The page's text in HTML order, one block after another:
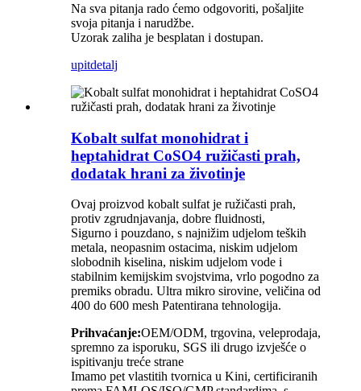
Na sva pitanja rado ćemo odgovoriti, pošaljite
svoja pitanja i narudžbe.
Uzorak zaliha je besplatan i dostupan.
upitdetalj
Kobalt sulfat monohidrat i
heptahidrat CoSO4 ružičasti prah,
dodatak hrani za životinje
Ovaj proizvod kobalt sulfat je ružičasti prah,
protiv zgrudnjavanja, dobre fluidnosti,
Sigurno i pouzdano, s najnižim udjelom teških
metala, neopasnim ostacima, niskim udjelom
slobodnih kiselina, niskim udjelom vode i
stabilnim kemijskim svojstvima, vrlo pogodno za
premiks obradu. Ultra mikro sirovine, veličina od
400 do 600 mesh Patentirana tehnologija.
Prihvaćanje:OEM/ODM, trgovina, veleprodaja,
spremno za isporuku, SGS ili drugo izvješće o
ispitivanju treće strane
Imamo pet vlastitih tvornica u Kini, certificiranih